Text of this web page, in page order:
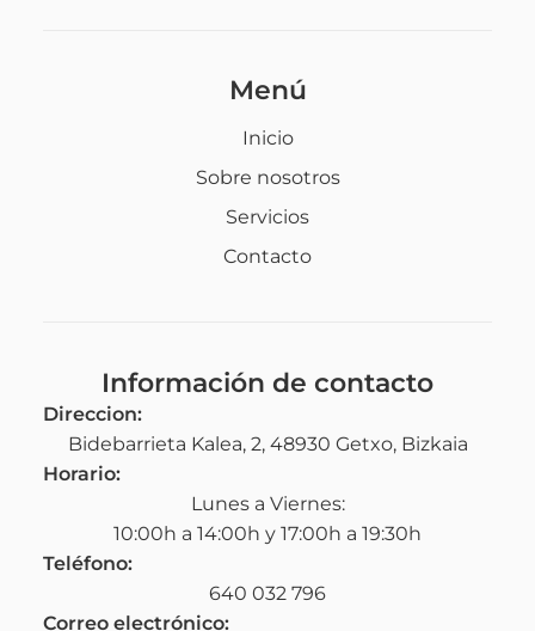
Menú
Inicio
Sobre nosotros
Servicios
Contacto
Información de contacto
Direccion:
Bidebarrieta Kalea, 2, 48930 Getxo, Bizkaia
Horario:
Lunes a Viernes:
10:00h a 14:00h y 17:00h a 19:30h
Teléfono:
640 032 796
Correo electrónico: